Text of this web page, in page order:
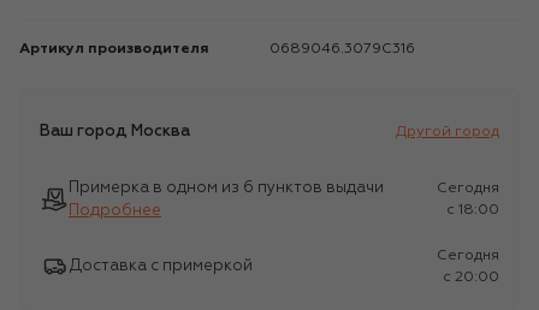
Артикул производителя 0689046.3079C316
Ваш город Москва Другой город
Примерка в одном из 6 пунктов выдачи
Подробнее
Сегодня
c 18:00
Доставка с примеркой
Сегодня
c 20:00